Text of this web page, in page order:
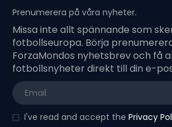
Prenumerera på våra nyheter.
Missa inte allt spännande som
fotbollseuropa. Börja
ForzaMondos nyhetsbrev och få
fotbollsnyheter direkt till din e-
I've read and accept the Privacy